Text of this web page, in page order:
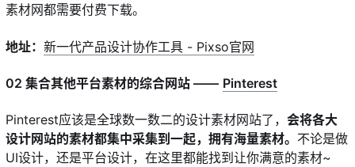
素材网都需要付费下载。
地址： 新一代产品设计协作工具 - Pixso官网
02 集合其他平台素材的综合网站 —— Pinterest
Pinterest应该是全球数一数二的设计素材网站了， 会将各大
设计网站的素材都集中采集到一起，拥有海量素材。 不论是做
UI设计，还是平台设计，在这里都能找到让你满意的素材~